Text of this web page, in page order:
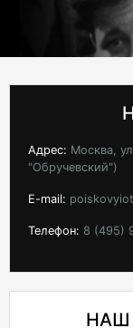
Адрес: Москва,
"Обручевский")
E-mail:
Телефон: 8 (495)
НАШ